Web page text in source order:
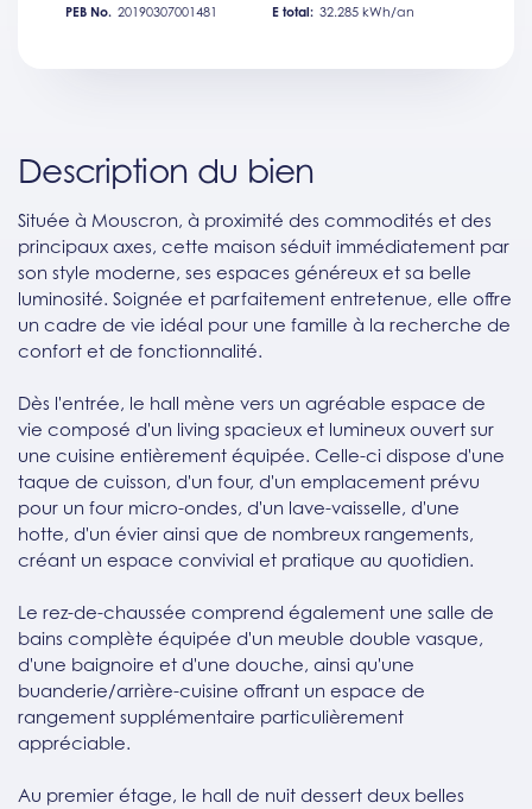
PEB No. 20190307001481 E total: 32.285 kWh/an
Description du bien
Située à Mouscron, à proximité des commodités et des
principaux axes, cette maison séduit immédiatement par
son style moderne, ses espaces généreux et sa belle
luminosité. Soignée et parfaitement entretenue, elle offre
un cadre de vie idéal pour une famille à la recherche de
confort et de fonctionnalité.
Dès l'entrée, le hall mène vers un agréable espace de
vie composé d'un living spacieux et lumineux ouvert sur
une cuisine entièrement équipée. Celle-ci dispose d'une
taque de cuisson, d'un four, d'un emplacement prévu
pour un four micro-ondes, d'un lave-vaisselle, d'une
hotte, d'un évier ainsi que de nombreux rangements,
créant un espace convivial et pratique au quotidien.
Le rez-de-chaussée comprend également une salle de
bains complète équipée d'un meuble double vasque,
d'une baignoire et d'une douche, ainsi qu'une
buanderie/arrière-cuisine offrant un espace de
rangement supplémentaire particulièrement
appréciable.
Au premier étage, le hall de nuit dessert deux belles